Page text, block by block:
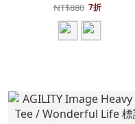
NT$880 7折